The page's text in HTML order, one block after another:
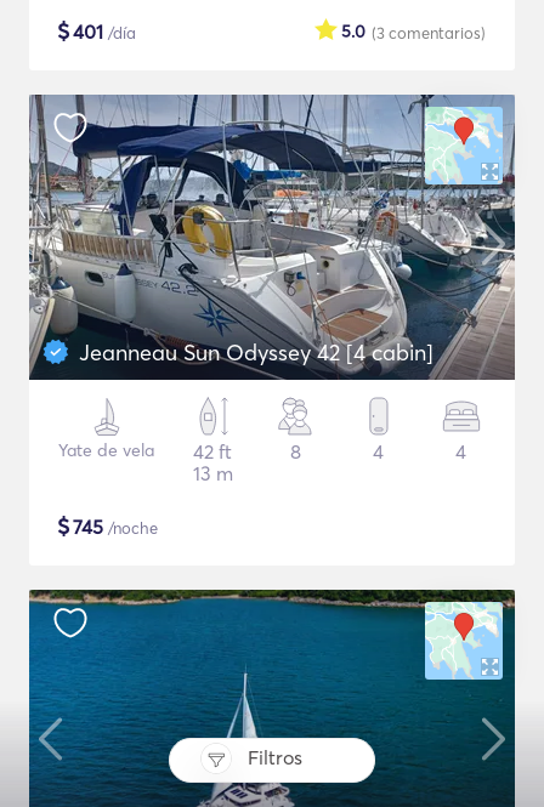
Filtros
$401 /día (3comentarios)
5.0
Jeanneau Sun Odyssey 42 [4 cabin]
Yate de vela
42 ft
13 m
8 4 4
$745 /noche